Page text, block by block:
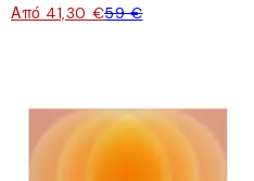
Από 41,30 €59 €